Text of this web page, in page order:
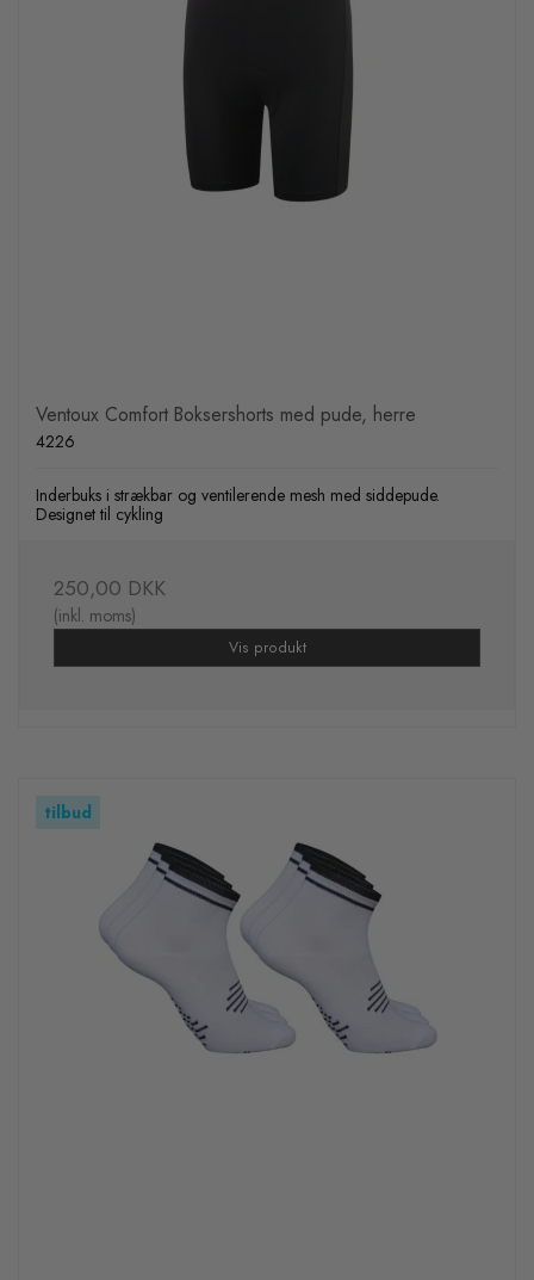
Ventoux Comfort Boksershorts med pude, herre
4226
Inderbuks i strækbar og ventilerende mesh med siddepude.
Designet til cykling
250,00 DKK
(inkl. moms)
Vis produkt
tilbud